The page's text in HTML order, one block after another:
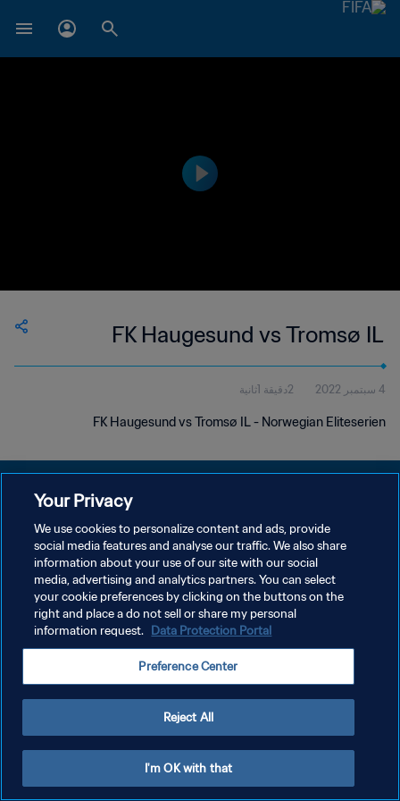
FK Haugesund vs Tromsø IL
4 سبتمبر 2022 2دقيقة 1ثانية
FK Haugesund vs Tromsø IL - Norwegian Eliteserien
سياسة الخصوصية
إدارة تفضيلات ملفات تعريف الارتباط
Your Privacy
We use cookies to personalize content and ads, provide
social media features and analyse our traffic. We also share
information about your use of our site with our social
media, advertising and analytics partners. You can select
your cookie preferences by clicking on the buttons on the
right and place a do not sell or share my personal
information request. Data Protection Portal
Preference Center
Reject All
I'm OK with that